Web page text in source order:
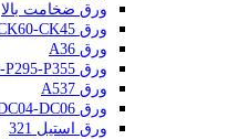
ورق ضخامت بالا
ورق CK60-CK45
ورق A36
ورق P265-P295-P355
ورق A537
ورق DC04-DC06
ورق استیل 321